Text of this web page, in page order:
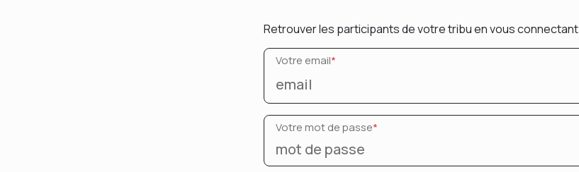
Retrouver les participants de votre tribu en vous connectant
Votre email*
Votre mot de passe*